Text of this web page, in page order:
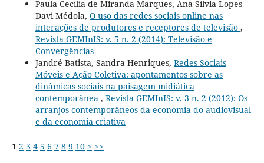
Paula Cecília de Miranda Marques, Ana Sílvia Lopes
Davi Médola, O uso das redes sociais online nas
interações de produtores e receptores de televisão ,
Revista GEMInIS: v. 5 n. 2 (2014): Televisão e
Convergências
Jandré Batista, Sandra Henriques, Redes Sociais
Móveis e Ação Coletiva: apontamentos sobre as
dinâmicas sociais na paisagem midiática
contemporânea , Revista GEMInIS: v. 3 n. 2 (2012): Os
arranjos contemporâneos da economia do audiovisual
e da economia criativa
1 2 3 4 5 6 7 8 9 10 > >>